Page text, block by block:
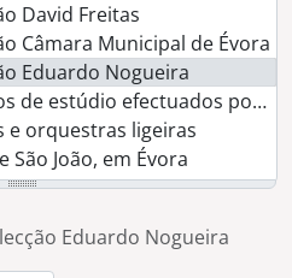
David Freitas
Câmara Municipal de Évora
Eduardo Nogueira
efectuados por Eduardo Nogueira
e orquestras ligeiras
São João, em Évora
Rua do Salvador
Convento do Salvador
Eduardo Nogueira